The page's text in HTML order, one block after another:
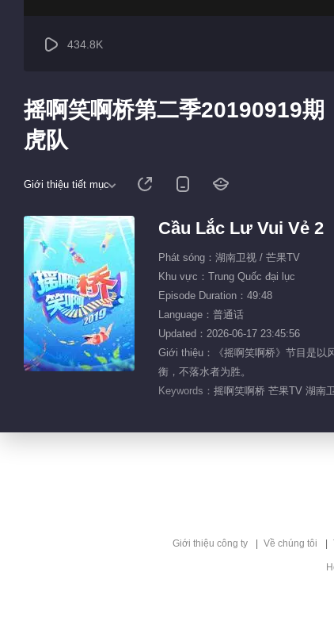
434.8K
摇啊笑啊桥第二季20190919
虎队
Giới thiệu tiết mục
Cầu Lắc Lư Vui Vẻ 2
Phát sóng：湖南卫视 / 芒果TV
Khu vực：Trung Quốc đại lục
Episode Duration：49:48
Language：普通话
Updated：2026-06-17 23:45:56
Giới thiệu：《摇啊笑啊桥》节目是以
衡，不落水者为胜。
Keywords： 摇啊笑啊桥 芒果TV 湖南
Giới thiệu công ty Về chúng tôi